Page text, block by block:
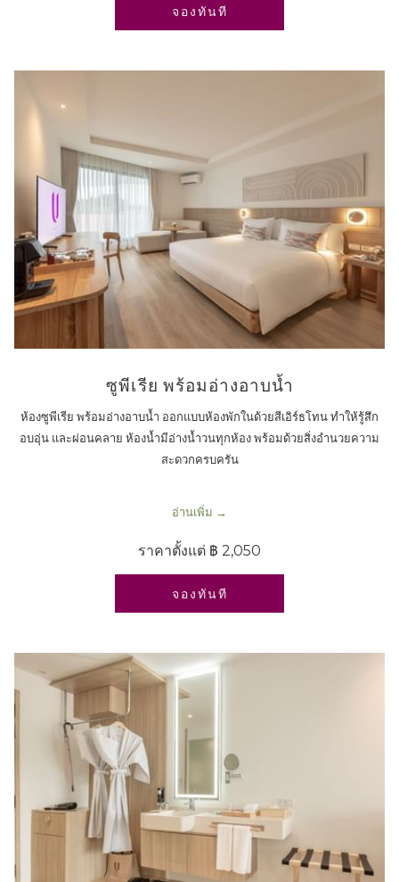
จองทันที
ซูพีเรีย พร้อมอ่างอาบน้ำ
ห้องซูพีเรีย พร้อมอ่างอาบน้ำ ออกแบบห้องพักในด้วยสีเอิร์ธโทน ทำให้รู้สึก
อบอุ่น และผ่อนคลาย ห้องน้ำมีอ่างน้ำวนทุกห้อง พร้อมด้วยสิ่งอำนวยความ
สะดวกครบครัน
อ่านเพิ่ม
ราคาตั้งแต่ ฿ 2,050
จองทันที